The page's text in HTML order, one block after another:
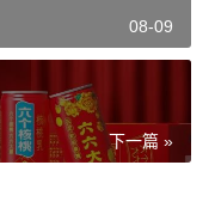
08-09
下一篇 »